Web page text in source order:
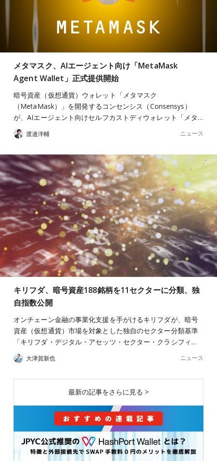
メタマスク、AIエージェント向け「MetaMask
Agent Wallet」正式提供開始
暗号資産（仮想通貨）ウォレット「メタマスク
（MetaMask）」を開発するコンセンシス（Consensys）
が、AIエージェント向けセルフカストディウォレット「メタ…
渡邉洋輔 ニュース
キリフダ、暗号資産188銘柄を11セクターに分類、独
自指数公開
オンチェーン金融の事業化支援を手がけるキリフダが、暗号
資産（仮想通貨）市場を対象とした独自のセクター分類基準
「キリフダ・デジタル・アセッツ・セクター・クラシフィ…
大津賀新也 ニュース
最新の記事をさらに見る >